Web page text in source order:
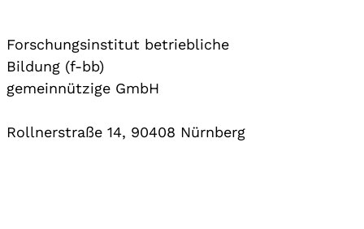
Forschungsinstitut betriebliche
Bildung (f-bb)
gemeinnützige GmbH
Rollnerstraße 14, 90408 Nürnberg